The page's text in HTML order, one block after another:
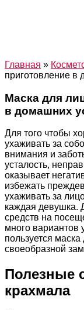
Главная »
приготовление в
Маска для
в домашних
Для того чтобы
ухаживать за
внимания и
усталость,
оказывает
избежать
ухаживать за
каждая девушка.
средств на
много вариантов
пользуется
своеобразной
Полезные
крахмала